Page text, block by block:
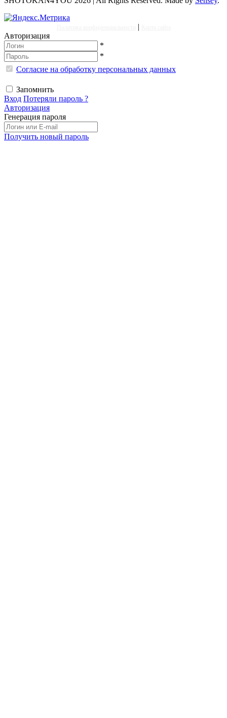
|
Авторизация
*
*
Согласие на обработку персональных данных
Запомнить
Вход Потеряли пароль ?
Авторизация
Генерация пароля
Получить новый пароль